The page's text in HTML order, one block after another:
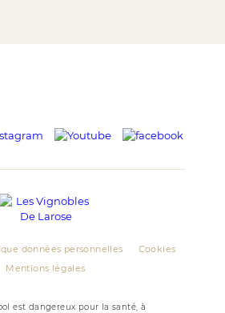
données personnelles
Cookies
Mentions légales
est dangereux pour la santé, à